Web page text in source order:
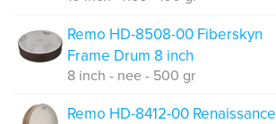
Remo HD-8508-00 Fiberskyn
Frame Drum 8 inch
8 inch - nee - 500 gr
Remo HD-8412-00 Renaissance